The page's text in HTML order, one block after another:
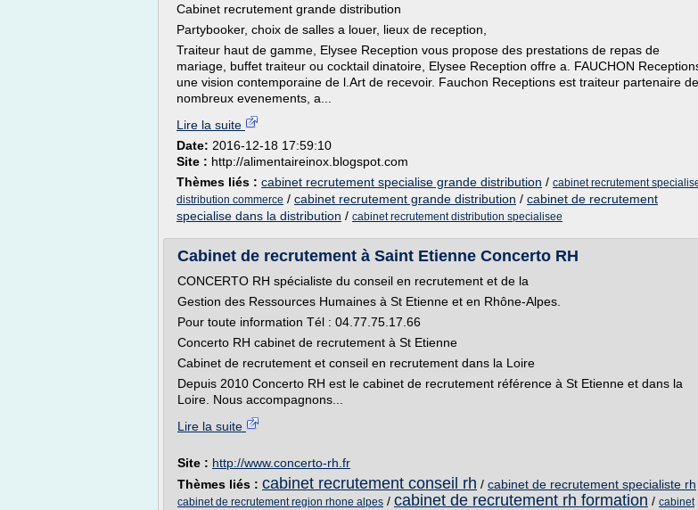
Cabinet recrutement grande distribution
Partybooker, choix de salles a louer, lieux de reception,
Traiteur haut de gamme, Elysee Reception vous propose des prestations de repas de
mariage, buffet traiteur ou cocktail dinatoire, Elysee Reception offre a. FAUCHON
une vision contemporaine de l.Art de recevoir. Fauchon Receptions est traiteur partenaire de
nombreux evenements, a...
Lire la suite
Date: 2016-12-18 17:59:10
Site : http://alimentaireinox.blogspot.com
Thèmes liés : cabinet recrutement specialise grande distribution / cabinet recrutement
distribution commerce / cabinet recrutement grande distribution / cabinet de recrutement
specialise dans la distribution / cabinet recrutement distribution specialisee
Cabinet de recrutement à Saint Etienne Concerto RH
CONCERTO RH spécialiste du conseil en recrutement et de la
Gestion des Ressources Humaines à St Etienne et en Rhône-Alpes.
Pour toute information Tél : 04.77.75.17.66
Concerto RH cabinet de recrutement à St Etienne
Cabinet de recrutement et conseil en recrutement dans la Loire
Depuis 2010 Concerto RH est le cabinet de recrutement référence à St Etienne et dans la
Loire. Nous accompagnons...
Lire la suite
Site : http://www.concerto-rh.fr
Thèmes liés : cabinet recrutement conseil rh / cabinet de recrutement specialiste rh
cabinet de recrutement region rhone alpes / cabinet de recrutement rh formation / cabinet